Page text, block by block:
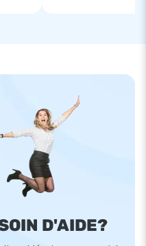
D'AIDE?